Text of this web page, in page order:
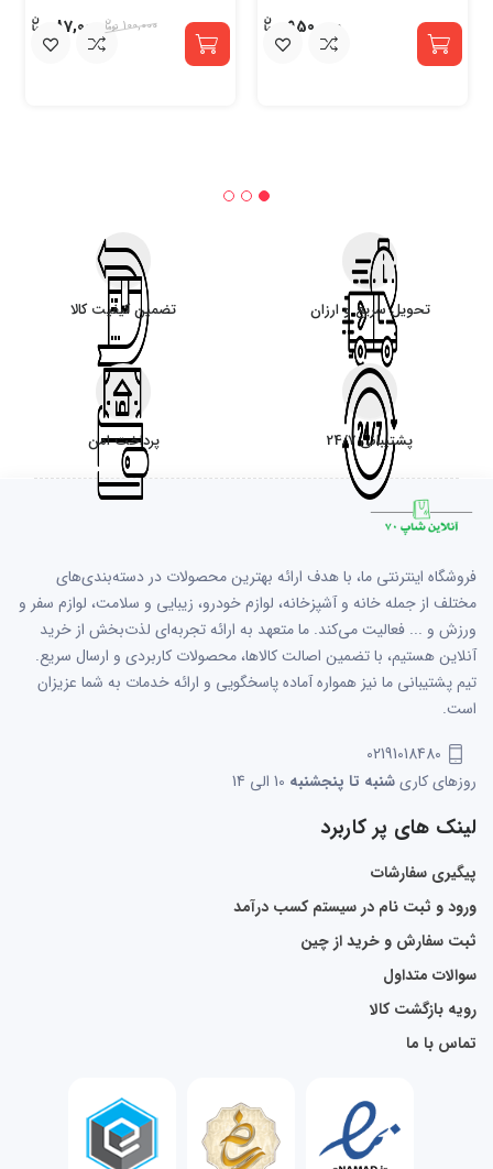
950,000
100,000
87,000
تحویل سریع و ارزان تضمین کیفیت کالا
پشتیبانی 24/7 پرداخت امن
فروشگاه اینترنتی ما، با هدف ارائه بهترین محصولات در دسته‌بندی‌های
مختلف از جمله خانه و آشپزخانه، لوازم خودرو، زیبایی و سلامت، لوازم سفر و
ورزش و ... فعالیت می‌کند. ما متعهد به ارائه تجربه‌ای لذت‌بخش از خرید
آنلاین هستیم، با تضمین اصالت کالاها، محصولات کاربردی و ارسال سریع.
تیم پشتیبانی ما نیز همواره آماده پاسخگویی و ارائه خدمات به شما عزیزان
است.
02191018480
روزهای کاریشنبه تا پنجشنبه
لینک های پر کاربرد
پیگیری سفارشات
ورود و ثبت نام در سیستم کسب درآمد
ثبت سفارش و خرید از چین
سوالات متداول
رویه بازگشت کالا
تماس با ما